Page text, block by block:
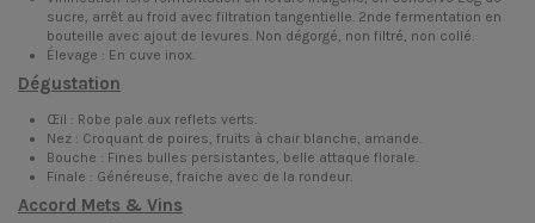
sucre, arrêt au froid avec filtration tangentielle. 2nde fermentation en
bouteille avec ajout de levures. Non dégorgé, non filtré, non collé.
Élevage : En cuve inox.
Dégustation
Œil : Robe pale aux reflets verts.
Nez : Croquant de poires, fruits à chair blanche, amande.
Bouche : Fines bulles persistantes, belle attaque florale.
Finale : Généreuse, fraiche avec de la rondeur.
Accord Mets & Vins